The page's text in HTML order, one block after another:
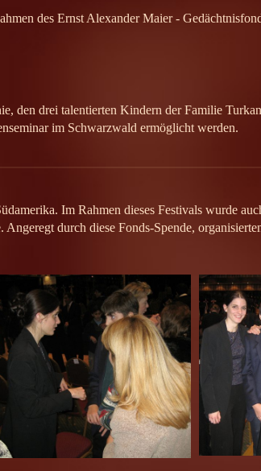
des Ernst Alexander Maier -
den drei talentierten Kindern der Familie
im Schwarzwald ermöglicht werden.
Im Rahmen dieses Festivals wurde
durch diese Fonds-Spende,